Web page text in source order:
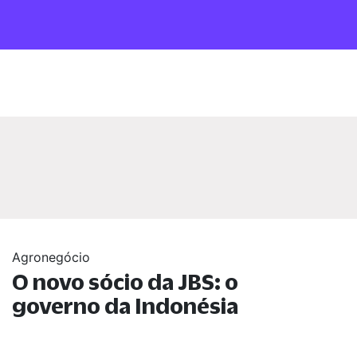
Agronegócio
O novo sócio da JBS: o
governo da Indonésia